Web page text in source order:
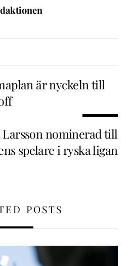
är nyckeln till
Larsson nominerad till
spelare i ryska ligan
POSTS